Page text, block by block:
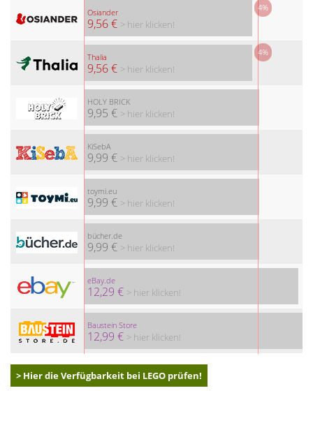
Osiander
9,56 €
4%
> hier klicken!
Thalia
9,56 €
4%
> hier klicken!
HOLY BRICK
9,95 € > hier klicken!
KiSebA
9,99 € > hier klicken!
toymi.eu
9,99 € > hier klicken!
bücher.de
9,99 € > hier klicken!
eBay.de
12,29 € > hier klicken!
Baustein Store
12,99 € > hier klicken!
> Hier die Verfügbarkeit bei LEGO prüfen!